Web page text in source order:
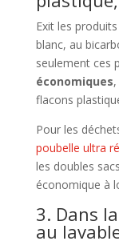
Exit les
blanc, au
seulement ces
économiques
flacons
Pour les
poubelle ultra
les doubles
économique à
3. Dans
au